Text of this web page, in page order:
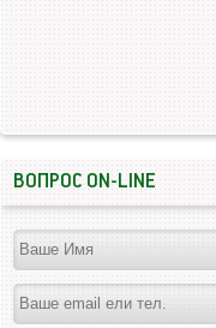
ВОПРОС ON-LINE